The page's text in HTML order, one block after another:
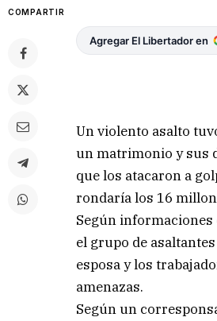
COMPARTIR
Agregar El Libertador en
Un violento asalto
un matrimonio y sus
que los atacaron a
rondaría los 16
Según informaciones
el grupo de
esposa y los
amenazas.
Según un